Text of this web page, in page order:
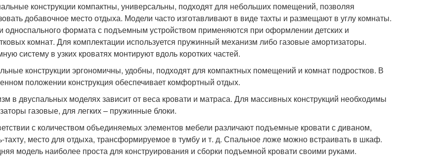
конструкции компактны, универсальны, подходят для небольших помещений, позволяя
добавочное место отдыха. Модели часто изготавливают в виде тахты и размещают в углу комнаты.
односпального формата с подъемным устройством применяются при оформлении детских и
комнат. Для комплектации используется пружинный механизм либо газовые амортизаторы.
систему в узких кроватях монтируют вдоль коротких частей.
конструкции эргономичны, удобны, подходят для компактных помещений и комнат подростков. В
положении конструкция обеспечивает комфортный отдых.
в двуспальных моделях зависит от веса кровати и матраса. Для массивных конструкций необходимы
газовые, для легких – пружинные блоки.
с количеством объединяемых элементов мебели различают подъемные кровати с диваном,
тахту, место для отдыха, трансформируемое в тумбу и т. д. Спальное ложе можно встраивать в шкаф.
модель наиболее проста для конструирования и сборки подъемной кровати своими руками.